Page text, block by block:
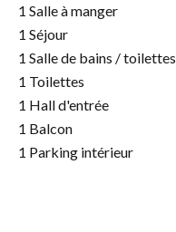
1 Salle à manger
1 Séjour
1 Salle de bains / toilettes
1 Toilettes
1 Hall d'entrée
1 Balcon
1 Parking intérieur